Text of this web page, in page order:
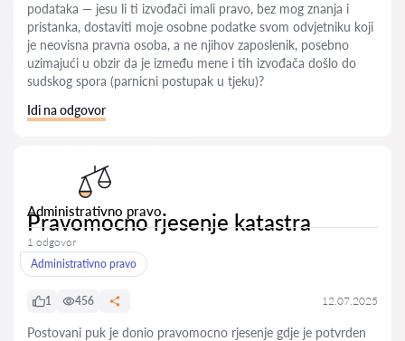
podataka — jesu li ti izvođači imali pravo, bez mog znanja i
pristanka, dostaviti moje osobne podatke svom odvjetniku koji
je neovisna pravna osoba, a ne njihov zaposlenik, posebno
uzimajući u obzir da je između mene i tih izvođača došlo do
sudskog spora (parnicni postupak u tjeku)?
Idi na odgovor
Administrativno pravo
Pravomocno rjesenje katastra
1 odgovor
Administrativno pravo
1 456 12.07.2025
Postovani puk je donio pravomocno rjesenje gdje je potvrden